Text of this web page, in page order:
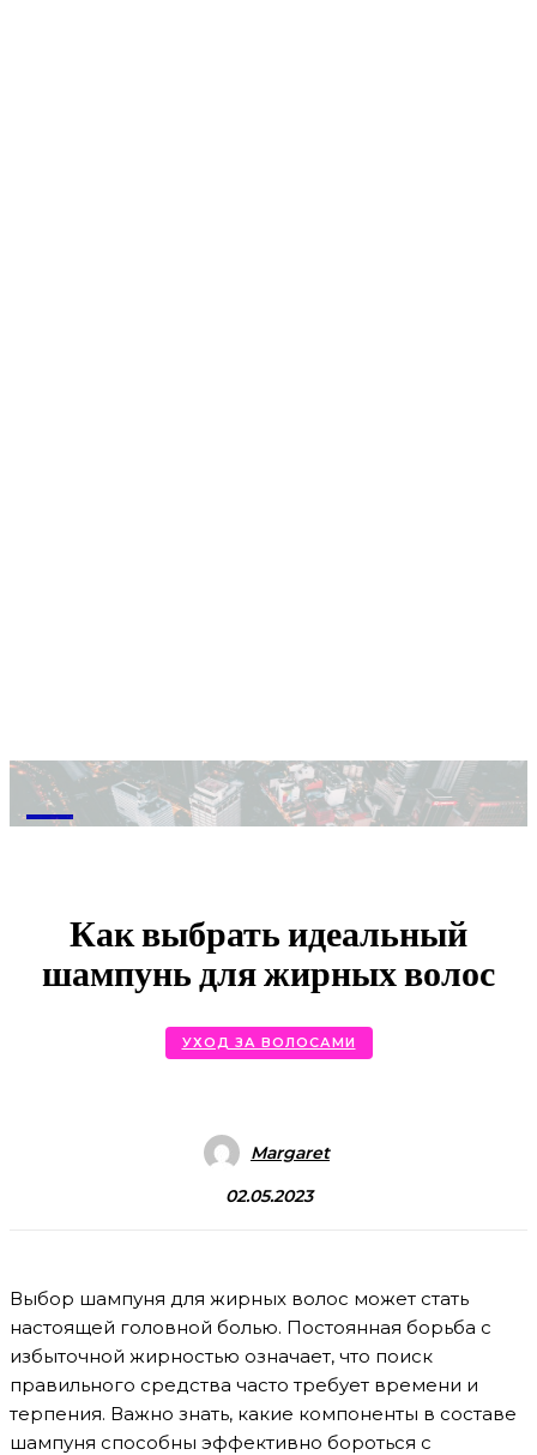
M
Как выбрать идеальный
шампунь для жирных волос
УХОД ЗА ВОЛОСАМИ
Margaret
02.05.2023
Выбор шампуня для жирных волос может стать
настоящей головной болью. Постоянная борьба с
избыточной жирностью означает, что поиск
правильного средства часто требует времени и
терпения. Важно знать, какие компоненты в составе
шампуня способны эффективно бороться с